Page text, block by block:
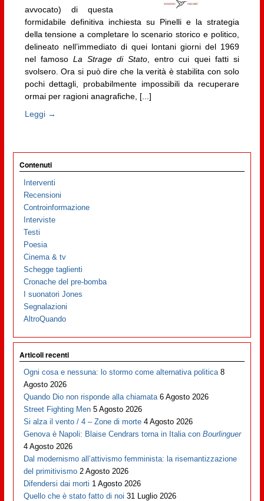
avvocato) di questa
formidabile definitiva inchiesta su Pinelli e la strategia
della tensione a completare lo scenario storico e politico,
delineato nell’immediato di quei lontani giorni del 1969
nel famoso La Strage di Stato, entro cui quei fatti si
svolsero. Ora si può dire che la verità è stabilita con solo
pochi dettagli, probabilmente impossibili da recuperare
ormai per ragioni anagrafiche, [...]
Leggi →
Contenuti
Interventi
Recensioni
Controinformazione
Interviste
Testi
Poesia
Cinema & tv
Schegge taglienti
Cronache del pre-bomba
I suonatori Jones
Segnalazioni
AltroQuando
Articoli recenti
Ogni cosa e nessuna: lo stormo come alternativa politica 8
Agosto 2026
Quando Dio non risponde alla chiamata 6 Agosto 2026
Street Fighting Men 5 Agosto 2026
Si alza il vento / 4 – Zone di morte 4 Agosto 2026
Genova è Napoli: Blaise Cendrars torna in Italia conBourlinguer
4 Agosto 2026
Dal modernismo all’attivismo femminista: la risemantizzazione
del primitivismo 2 Agosto 2026
Difendersi dai morti 1 Agosto 2026
Quello che è stato fatto di noi 31 Luglio 2026